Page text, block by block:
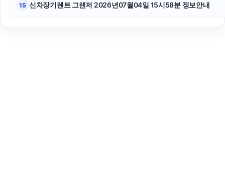
15 신차장기렌트 그랜저 2026년07월04일 15시58분 정보안내